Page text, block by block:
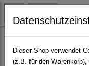
Fabelwesen und
Dieser Shop verwendet
(z.B. für den Warenkorb),